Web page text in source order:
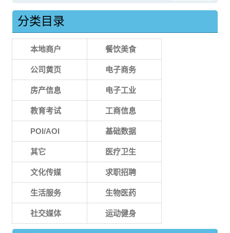
分类目录
本地商户 餐饮美食
公司黄页 电子商务
房产信息 电子工业
教育考试 工商信息
POI/AOI 基础数据
其它 医疗卫生
文化传媒 求职招聘
生活服务 生物医药
社交媒体 运动健身